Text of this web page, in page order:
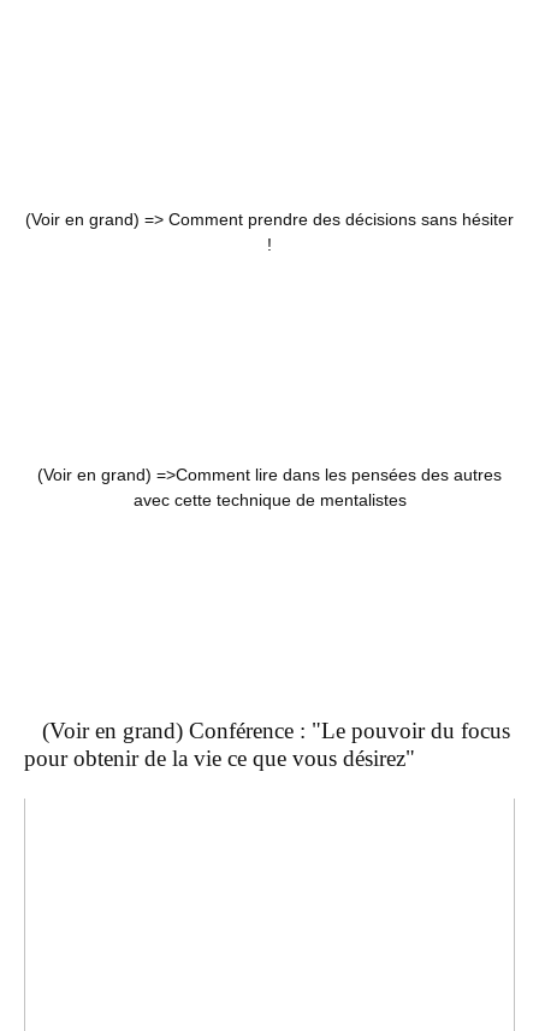
(Voir en grand) => Comment prendre des décisions sans hésiter
!
(Voir en grand) =>Comment lire dans les pensées des autres
avec cette technique de mentalistes
(Voir en grand) Conférence : "Le pouvoir du focus
pour obtenir de la vie ce que vous désirez"